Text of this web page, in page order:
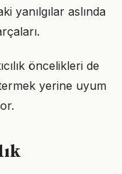
yanılgılar aslında
öncelikleri de
yerine uyum